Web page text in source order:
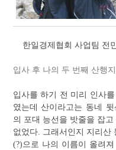
한일경제협회 사업팀 전
입사 후 나의 두 번째 산행
입사를 하기 전 미리 인사
였는데 산이라고는 동네
의 포대 능선을 밧줄을 잡
없었다. 그래서인지 지리산
(?)으로 나의 이름이 올려